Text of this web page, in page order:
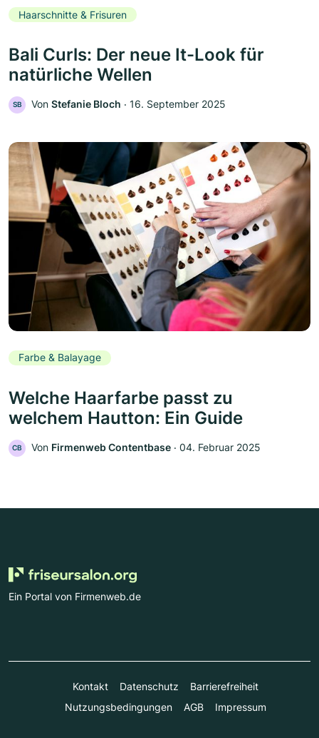
Haarschnitte & Frisuren
Bali Curls: Der neue It-Look für
natürliche Wellen
SB Von Stefanie Bloch ‧ 16. September 2025
Farbe & Balayage
Welche Haarfarbe passt zu
welchem Hautton: Ein Guide
CB Von Firmenweb Contentbase ‧ 04. Februar 2025
Ein Portal von Firmenweb.de
Kontakt Datenschutz
Barrierefreiheit
Nutzungsbedingungen
AGB Impressum